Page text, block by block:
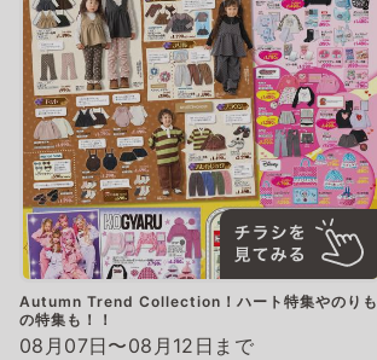
Autumn Trend Collection！ハート特集やのりも
の特集も！！
08月07日〜08月12日まで